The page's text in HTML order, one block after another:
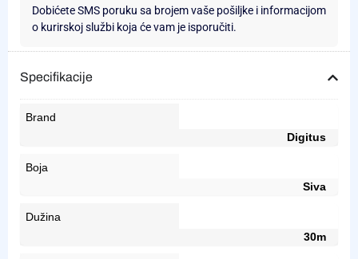
Dobićete SMS poruku sa brojem vaše pošiljke i informacijom
o kurirskoj službi koja će vam je isporučiti.
Specifikacije
Brand
Digitus
Boja
Siva
Dužina
30m